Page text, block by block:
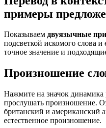
примеры
Показываем двуязычные
подсветкой искомого слова
точное значение и
Произношение
Нажмите на значок
прослушать произношение.
британский и американский
естественное произношение.